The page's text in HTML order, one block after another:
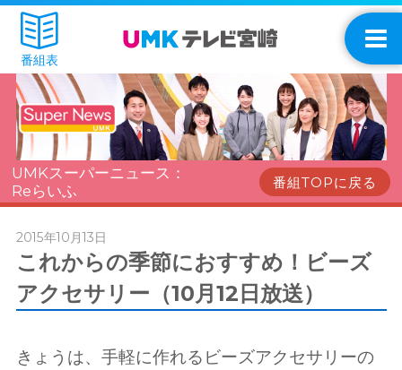
番組表
UMKスーパーニュース：
Reらいふ
番組TOPに戻る
2015年10月13日
これからの季節におすすめ！ビーズ
アクセサリー（10月12日放送）
きょうは、手軽に作れるビーズアクセサリーの